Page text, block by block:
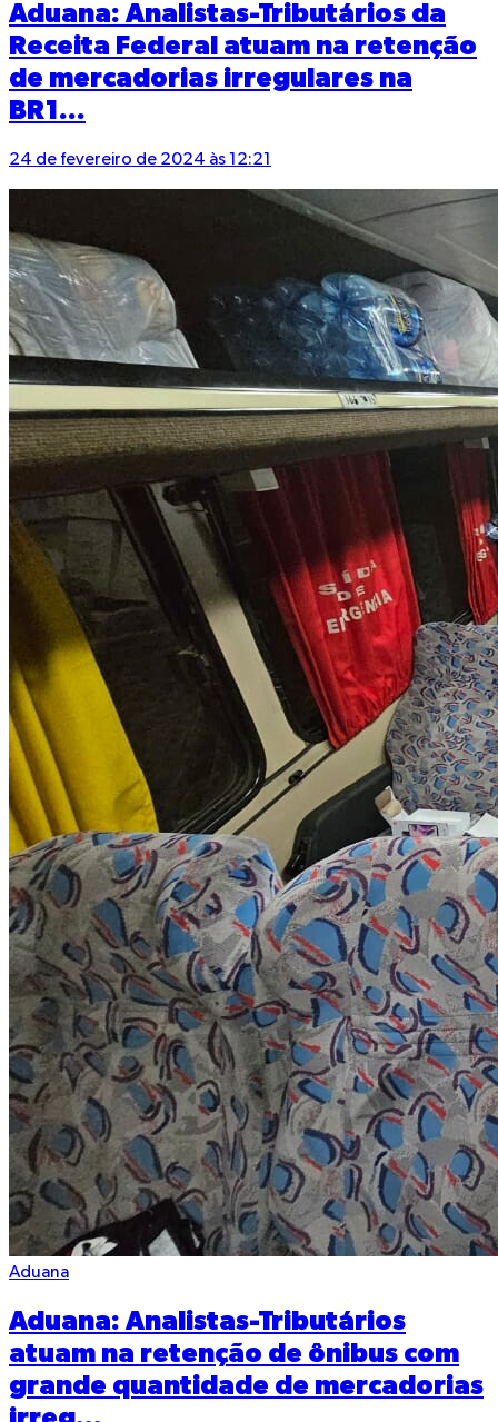
Aduana: Analistas-Tributários da
Receita Federal atuam na retenção
de mercadorias irregulares na
BR1...
24 de fevereiro de 2024 às 12:21
Aduana
Aduana: Analistas-Tributários
atuam na retenção de ônibus com
grande quantidade de mercadorias